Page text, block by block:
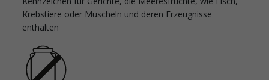
Krebstiere oder Muscheln und deren Erzeugnisse
enthalten